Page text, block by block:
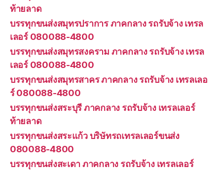
ท้ายลาด
บรรทุกขนส่งสมุทรปราการ ภาคกลาง รถรับจ้าง เทรล
เลอร์ 080088-4800
บรรทุกขนส่งสมุทรสงคราม ภาคกลาง รถรับจ้าง เทรล
เลอร์ 080088-4800
บรรทุกขนส่งสมุทรสาคร ภาคกลาง รถรับจ้าง เทรลเลอ
ร์ 080088-4800
บรรทุกขนส่งสระบุรี ภาคกลาง รถรับจ้าง เทรลเลอร์
ท้ายลาด
บรรทุกขนส่งสระแก้ว บริษัทรถเทรลเลอร์ขนส่ง
080088-4800
บรรทุกขนส่งสะเดา ภาคกลาง รถรับจ้าง เทรลเลอร์